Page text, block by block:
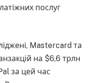
послуг
Mastercard та
на $6,6 трлн
за цей час